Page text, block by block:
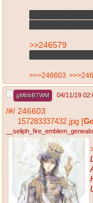
>>246579
>>>246603
gMbbB7WM 04/11/19
/#/ 246603
157283337432.jpg